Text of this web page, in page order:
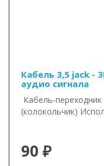
Кабель 3,5 jack -
аудио сигнала
Кабель-переходник
(колокольчик)
90 ₽